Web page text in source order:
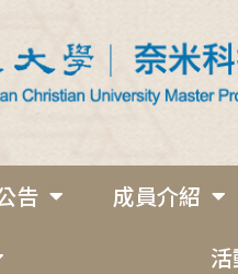
告 成員介紹